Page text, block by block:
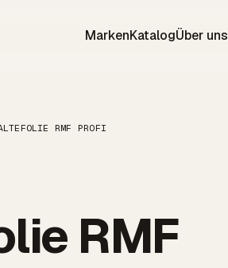
MarkenKatalogÜber uns
RMF PROFI
RMF